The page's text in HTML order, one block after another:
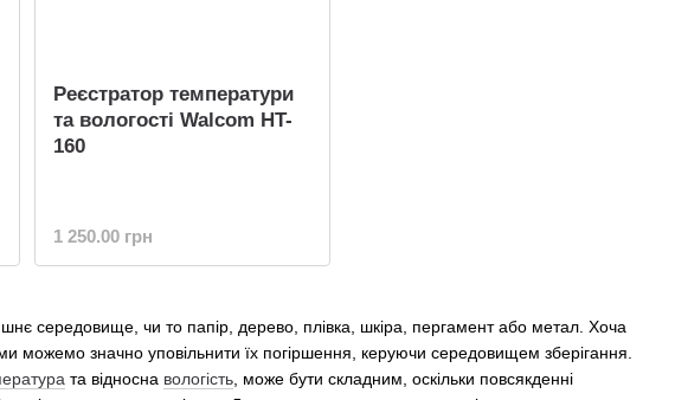
середовище, чи то папір, дерево, плівка, шкіра, пергамент або метал. Хоча
можемо значно уповільнити їх погіршення, керуючи середовищем зберігання.
та відносна вологість , може бути складним, оскільки повсякденні
Реєстратор температури
та вологості Walcom HT-
160
1 250.00 грн